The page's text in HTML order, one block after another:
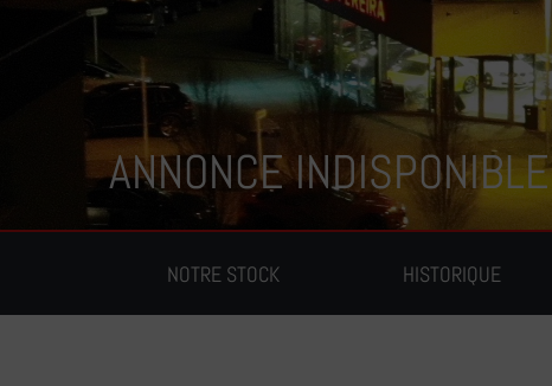
NOTRE STOCK HISTORIQUE
ANNONCE INDISPONIBLE